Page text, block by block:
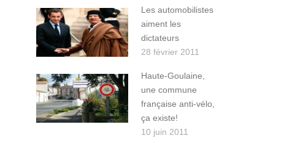
Les automobilistes
aiment les
dictateurs
28 février 2011
Haute-Goulaine,
une commune
française anti-vélo,
ça existe!
10 juin 2011